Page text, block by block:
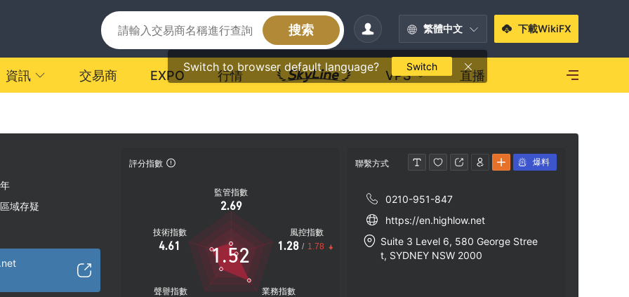
搜索 繁體中文
Switch to browser default language? Switch
下載WikiFX
資訊 交易商 EXPO 行情 VPS 直播
域存疑
評分指數
監管指數
2.69
技術指數
4.61
聲譽指數 業務指數
風控指數
1.28 / 1.78
1.52
聯繫方式
0210-951-847
https://en.highlow.net
Suite 3 Level 6, 580 George Stree
t, SYDNEY NSW 2000
爆料